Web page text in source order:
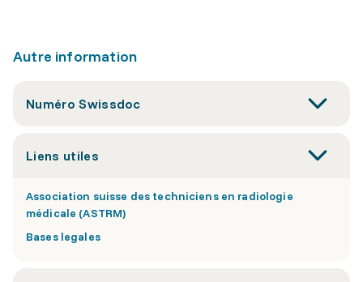
Autre information
Numéro Swissdoc
Liens utiles
Association suisse des techniciens en radiologie
médicale (ASTRM)
Bases legales